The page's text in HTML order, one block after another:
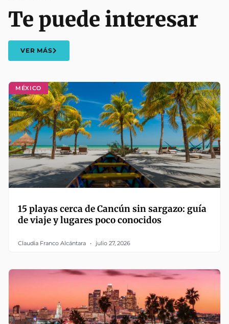
MÉXICO
15 playas cerca de Cancún sin sargazo: guía
de viaje y lugares poco conocidos
Claudia Franco Alcántara julio 27, 2026
Te puede interesar
VER MÁS